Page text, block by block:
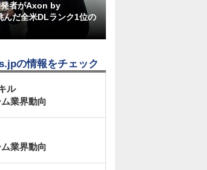
者がAxon by
だ全米DLランク1位の
の情報をチェック
ル
業界動向
業界動向